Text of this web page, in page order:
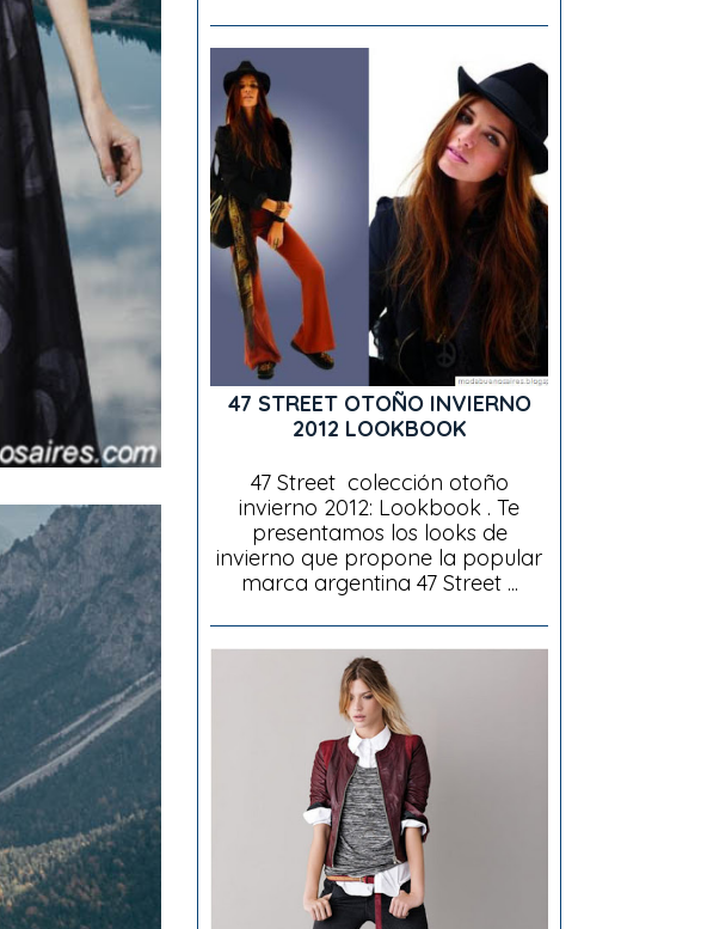
47 STREET OTOÑO INVIERNO
2012 LOOKBOOK
47 Street colección otoño
invierno 2012: Lookbook . Te
presentamos los looks de
invierno que propone la popular
marca argentina 47 Street ...